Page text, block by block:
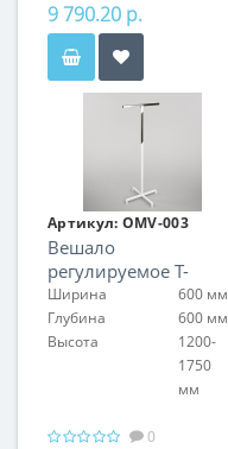
9 790.20 р.
Артикул: OMV-003
Вешало
регулируемое Т-
образное
Ширина
600 мм
Глубина
600 мм
Высота
1200-
1750
мм
0